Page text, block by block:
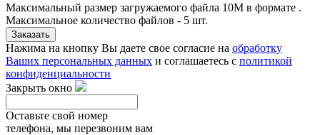
Максимальный размер загружаемого файла 10M в формате .
Максимальное количество файлов - 5 шт.
Заказать
Нажима на кнопку Вы даете свое согласие на обработку
Ваших персональных данных и соглашаетесь с политикой
конфиденциальности
Закрыть окно
Оставьте свой номер
телефона, мы перезвоним вам